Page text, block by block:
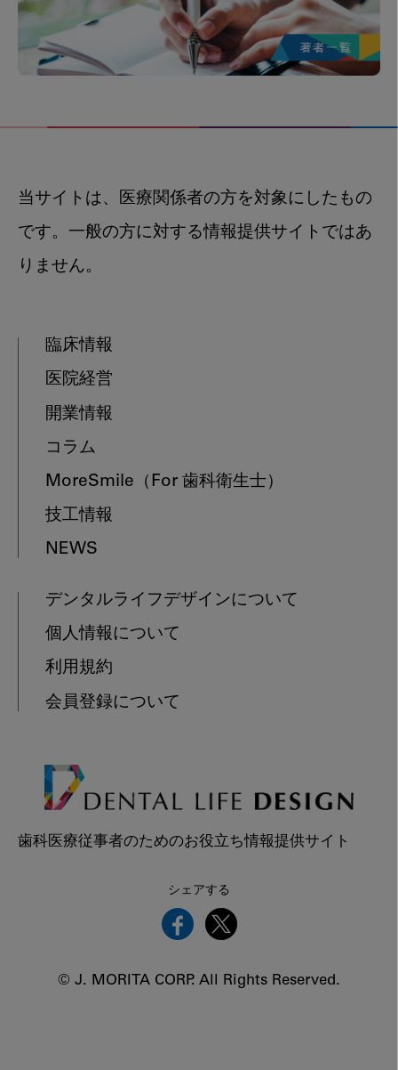
当サイトは、医療関係者の方を対象にしたもの
です。一般の方に対する情報提供サイトではあ
りません。
臨床情報
医院経営
開業情報
コラム
MoreSmile （For 歯科衛生士）
技工情報
NEWS
デンタルライフデザインについて
個人情報について
利用規約
会員登録について
歯科医療従事者のためのお役立ち情報提供サイト
シェアする
© J. MORITA CORP. All Rights Reserved.